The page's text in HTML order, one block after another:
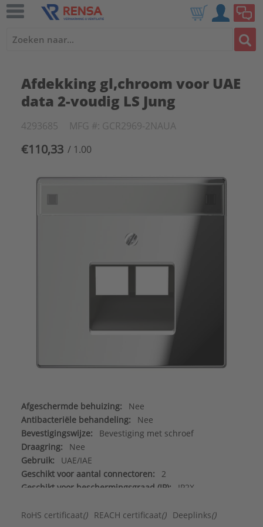
Afdekking gl,chroom voor UAE
data 2-voudig LS Jung
4293685 MFG #: GCR2969-2NAUA
€110,33 / 1.00
Afgeschermde behuizing:
Nee
Antibacteriële behandeling:
Nee
Bevestigingswijze:
Bevestiging met schroef
Draagring:
Nee
Gebruik:
UAE/IAE
Geschikt voor aantal connectoren:
2
Geschikt voor beschermingsgraad (IP):
IP2X
Incl. connectoren:
Nee
RoHS certificaat() REACH certificaat() Deeplinks()